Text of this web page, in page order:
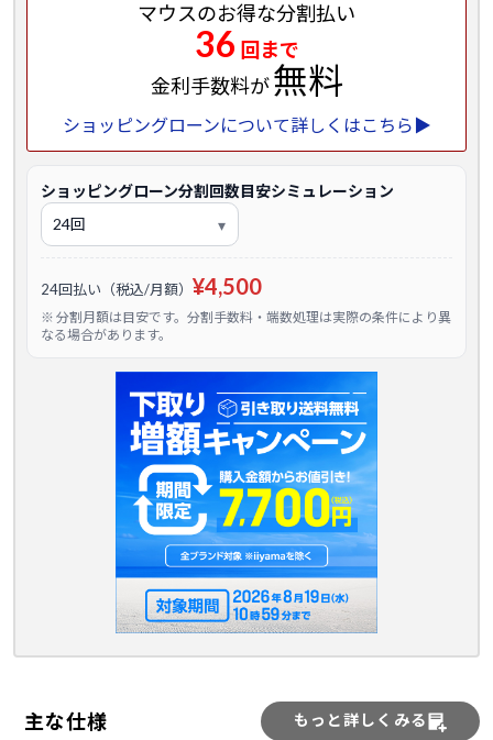
マウスのお得な分割払い
36 回まで
金利手数料が無料
ショッピングローンについて詳しくはこちら▶
ショッピングローン分割回数目安シミュレーション
24回払い（税込/月額） ¥4,500
※ 分割月額は目安です。分割手数料・端数処理は実際の条件により異
なる場合があります。
主な仕様 もっと詳しくみる